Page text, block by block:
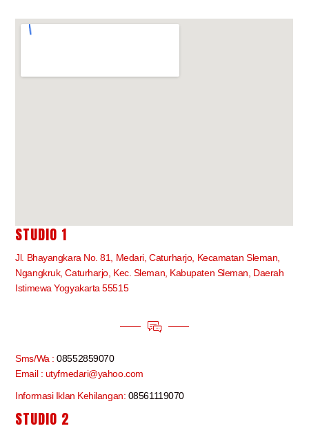
STUDIO 1
Jl. Bhayangkara No. 81, Medari, Caturharjo, Kecamatan Sleman,
Ngangkruk, Caturharjo, Kec. Sleman, Kabupaten Sleman, Daerah
Istimewa Yogyakarta 55515
Sms/Wa :08552859070
Email : utyfmedari@yahoo.com
Informasi Iklan Kehilangan: 08561119070
STUDIO 2